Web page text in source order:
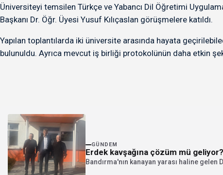
Üniversiteyi temsilen Türkçe ve Yabancı Dil Öğretimi
Başkanı Dr. Öğr. Üyesi Yusuf Kılıçaslan görüşmelere katıldı.
Yapılan toplantılarda iki üniversite arasında hayata
bulunuldu. Ayrıca mevcut iş birliği protokolünün daha etkin
GÜNDEM
Erdek kavşağına çözüm mü geliyor?
Bandırma'nın kanayan yarası haline